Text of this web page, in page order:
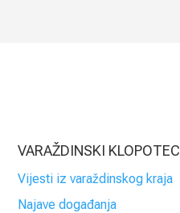
VARAŽDINSKI KLOPOTEC
Vijesti iz varaždinskog kraja
Najave događanja